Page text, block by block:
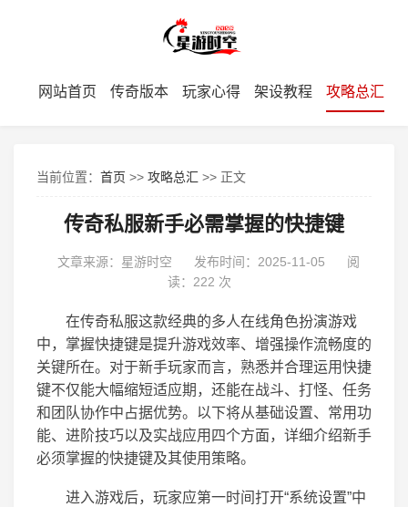
网站首页 传奇版本 玩家心得 架设教程 攻略总汇
当前位置： 首页 >> 攻略总汇 >> 正文
传奇私服新手必需掌握的快捷键
文章来源：星游时空 发布时间：2025-11-05
阅
读： 222 次
在传奇私服这款经典的多人在线角色扮演游戏
中，掌握快捷键是提升游戏效率、增强操作流畅度的
关键所在。对于新手玩家而言，熟悉并合理运用快捷
键不仅能大幅缩短适应期，还能在战斗、打怪、任务
和团队协作中占据优势。以下将从基础设置、常用功
能、进阶技巧以及实战应用四个方面，详细介绍新手
必须掌握的快捷键及其使用策略。
进入游戏后，玩家应第一时间打开“系统设置”中